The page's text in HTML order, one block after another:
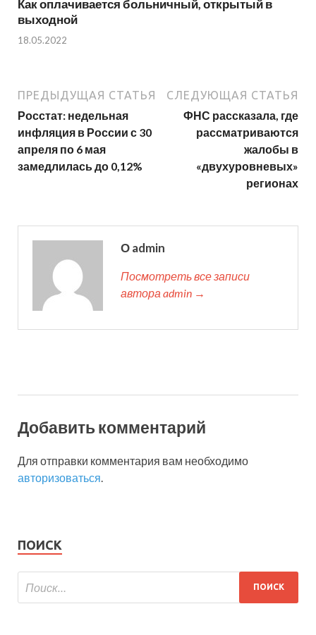
Как оплачивается больничный, открытый в
выходной
18.05.2022
ПРЕДЫДУЩАЯ СТАТЬЯ
Росстат: недельная
инфляция в России с 30
апреля по 6 мая
замедлилась до 0,12%
СЛЕДУЮЩАЯ СТАТЬЯ
ФНС рассказала, где
рассматриваются
жалобы в
«двухуровневых»
регионах
О admin
Посмотреть все записи
автора admin →
Добавить комментарий
Для отправки комментария вам необходимо
авторизоваться.
ПОИСК